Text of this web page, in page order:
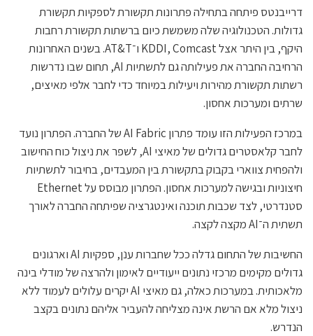
דרייבנטס פיתחה בתחילה פתרונות תקשורת לספקיות תקשורת
גדולות. הטכנולוגיה שלה משמשת כיום ברשתות תקשורת רחבות
היקף, בין היתר אצל KDDI, Comcast ו־AT&T. בשנים האחרונות
הרחיבה החברה את פעילותה גם לתשתיות AI, תחום שבו נדרשות
רשתות תקשורת מהירות ויעילות במיוחד כדי לחבר אלפי מאיצים,
שרתים ומערכות אחסון.
במרכז הפעילות הזו עומד פתרון AI Fabric של החברה. הפתרון נועד
לחבר קלאסטרים גדולים של מאיצי AI, לשפר את ניצול כוח החישוב
ולהפחית צווארי בקבוק בתקשורת בין המעבדים, בחיבור לתשתיות
חיצוניות ובגישה למערכות אחסון. הפתרון מבוסס על Ethernet
סטנדרטי, לצד שכבות תוכנה ואינטגרציה שפיתחה החברה לאורך
תשתית ה־AI מקצה לקצה.
החשיבות של התחום גדלה ככל שחברות ענן, ספקיות AI וארגונים
גדולים מקימים מרכזי נתונים ייעודיים לאימון ולהרצה של מודלי בינה
מלאכותית. במערכות כאלה, גם מאיצי AI יקרים עלולים לעמוד ללא
ניצול מלא אם הרשת אינה מצליחה להעביר אליהם נתונים בקצב
הנדרש.